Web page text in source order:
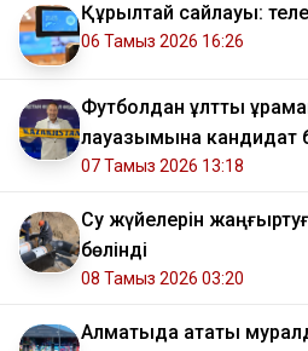
Құрылтай сайлауы:
06 Тамыз 2026 16:26
Футболдан ұлттық
лауазымына кандидат
07 Тамыз 2026 13:18
Су жүйелерін
бөлінді
08 Тамыз 2026 03:20
Алматыда атақты